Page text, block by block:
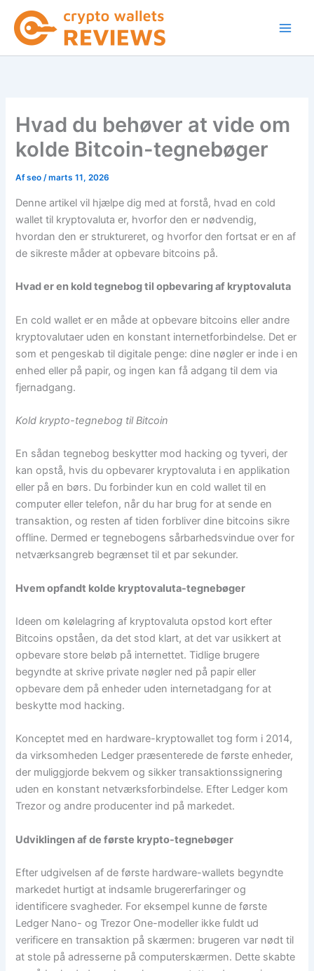
indholdet
Hvad du behøver at vide om
kolde Bitcoin-tegnebøger
Afseo/marts 11, 2026
Denne artikel vil hjælpe dig med at forstå, hvad en cold
wallet til kryptovaluta er, hvorfor den er nødvendig,
hvordan den er struktureret, og hvorfor den fortsat er en af
​​de sikreste måder at opbevare bitcoins på.
Hvad er en kold tegnebog til opbevaring af kryptovaluta
En cold wallet er en måde at opbevare bitcoins eller andre
kryptovalutaer uden en konstant internetforbindelse. Det er
som et pengeskab til digitale penge: dine nøgler er inde i en
enhed eller på papir, og ingen kan få adgang til dem via
fjernadgang.
Kold krypto-tegnebog til Bitcoin
En sådan tegnebog beskytter mod hacking og tyveri, der
kan opstå, hvis du opbevarer kryptovaluta i en applikation
eller på en børs. Du forbinder kun en cold wallet til en
computer eller telefon, når du har brug for at sende en
transaktion, og resten af ​​tiden forbliver dine bitcoins sikre
offline. Dermed er tegnebogens sårbarhedsvindue over for
netværksangreb begrænset til et par sekunder.
Hvem opfandt kolde kryptovaluta-tegnebøger
Ideen om kølelagring af kryptovaluta opstod kort efter
Bitcoins opståen, da det stod klart, at det var usikkert at
opbevare store beløb på internettet. Tidlige brugere
begyndte at skrive private nøgler ned på papir eller
opbevare dem på enheder uden internetadgang for at
beskytte mod hacking.
Konceptet med en hardware-kryptowallet tog form i 2014,
da virksomheden Ledger præsenterede de første enheder,
der muliggjorde bekvem og sikker transaktionssignering
uden en konstant netværksforbindelse. Efter Ledger kom
Trezor og andre producenter ind på markedet.
Udviklingen af ​​de første krypto-tegnebøger
Efter udgivelsen af ​​de første hardware-wallets begyndte
markedet hurtigt at indsamle brugererfaringer og
identificere svagheder. For eksempel kunne de første
Ledger Nano- og Trezor One-modeller ikke fuldt ud
verificere en transaktion på skærmen: brugeren var nødt til
at stole på adresserne på computerskærmen. Dette skabte